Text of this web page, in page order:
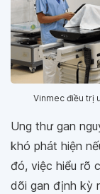
Vinmec điều trị
Ung thư gan
khó phát hiện
đó, việc hiểu rõ
dõi gan định kỳ